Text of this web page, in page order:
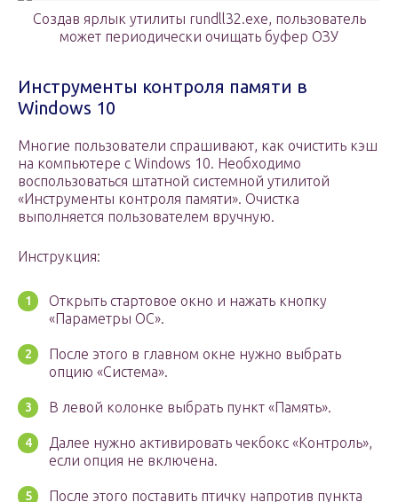
Создав ярлык утилиты rundll32.exe, пользователь
может периодически очищать буфер ОЗУ
Инструменты контроля памяти в
Windows 10
Многие пользователи спрашивают, как очистить кэш
на компьютере с Windows 10. Необходимо
воспользоваться штатной системной утилитой
«Инструменты контроля памяти». Очистка
выполняется пользователем вручную.
Инструкция:
Открыть стартовое окно и нажать кнопку
«Параметры ОС».
После этого в главном окне нужно выбрать
опцию «Система».
В левой колонке выбрать пункт «Память».
Далее нужно активировать чекбокс «Контроль»,
если опция не включена.
После этого поставить птичку напротив пункта